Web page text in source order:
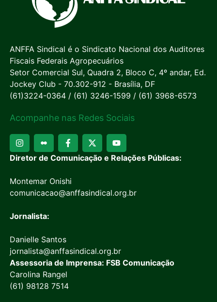
ANFFA Sindical é o Sindicato Nacional dos Auditores
Fiscais Federais Agropecuários
Setor Comercial Sul, Quadra 2, Bloco C, 4º andar, Ed.
Jockey Club - 70.302-912 - Brasília, DF
(61)3224-0364 / (61) 3246-1599 / (61) 3968-6573
Acompanhe nas Redes Sociais
Diretor de Comunicação e Relações Públicas:
Montemar Onishi
comunicacao@anffasindical.org.br
Jornalista:
Danielle Santos
jornalista@anffasindical.org.br
Assessoria de Imprensa: FSB Comunicação
Carolina Rangel
(61) 98128 7514